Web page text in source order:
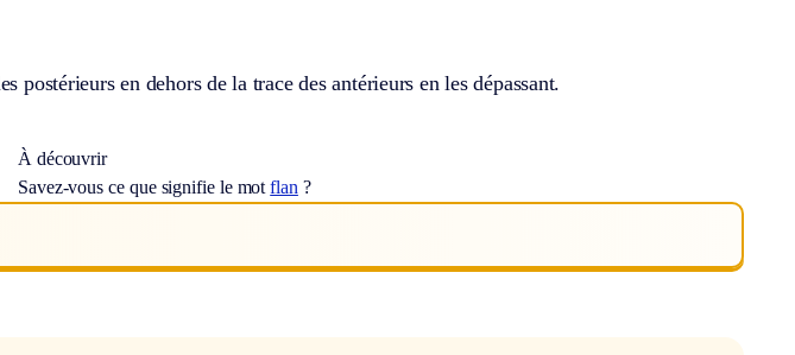
postérieurs en dehors de la trace des antérieurs en les dépassant.
À découvrir
Savez-vous ce que signifie le motflan ?